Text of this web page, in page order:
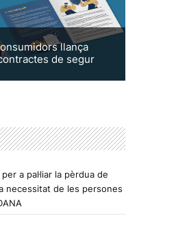
llança
de segur
a pal·liar la pèrdua de
necessitat de les persones